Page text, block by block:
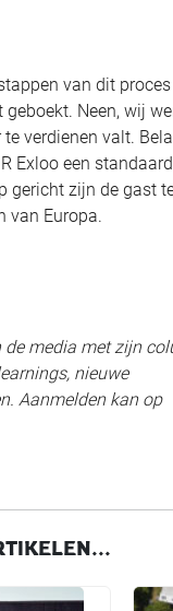
van dit
Neen, wij
verdienen valt.
Exloo een standaard
gericht zijn de gast
van Europa.
de media met zijn
nieuwe
Aanmelden kan op